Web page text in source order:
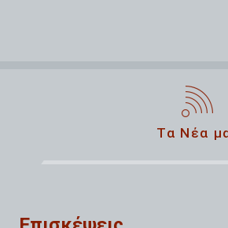
Τα Νέα